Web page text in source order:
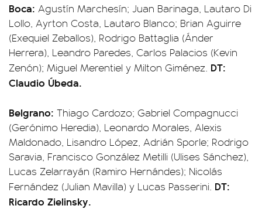
Boca: Agustín Marchesín; Juan Barinaga, Lautaro Di
Lollo, Ayrton Costa, Lautaro Blanco; Brian Aguirre
(Exequiel Zeballos), Rodrigo Battaglia (Ánder
Herrera), Leandro Paredes, Carlos Palacios (Kevin
Zenón); Miguel Merentiel y Milton Giménez. DT:
Claudio Úbeda.
Belgrano: Thiago Cardozo; Gabriel Compagnucci
(Gerónimo Heredia), Leonardo Morales, Alexis
Maldonado, Lisandro López, Adrián Sporle; Rodrigo
Saravia, Francisco González Metilli (Ulises Sánchez),
Lucas Zelarrayán (Ramiro Hernándes); Nicolás
Fernández (Julian Mavilla) y Lucas Passerini. DT:
Ricardo Zielinsky.